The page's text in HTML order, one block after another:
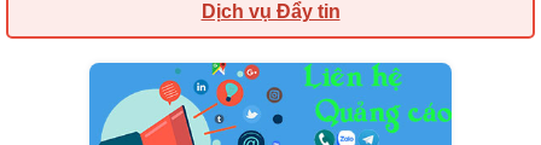
Dịch vụ Đẩy tin